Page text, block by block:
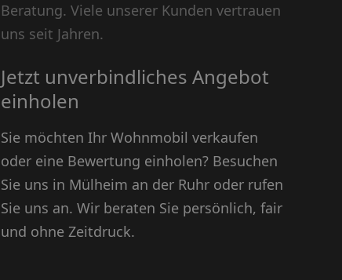
Beratung. Viele unserer Kunden vertrauen
uns seit Jahren.
Jetzt unverbindliches Angebot
einholen
Sie möchten Ihr Wohnmobil verkaufen
oder eine Bewertung einholen? Besuchen
Sie uns in Mülheim an der Ruhr oder rufen
Sie uns an. Wir beraten Sie persönlich, fair
und ohne Zeitdruck.